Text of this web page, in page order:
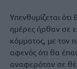
Υπενθυμίζεται ότι
ημέρες ήρθαν σε
κόμματος, με τον
αφενός ότι θα
αναφερόταν σε